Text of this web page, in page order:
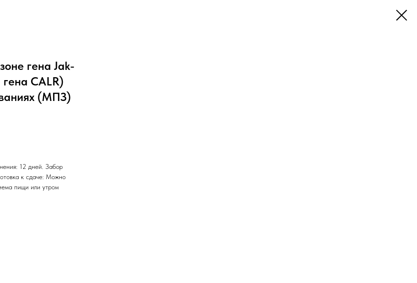
гена Jak-
CALR)
(МПЗ)
12 дней. Забор
к сдаче: Можно
пищи или утром